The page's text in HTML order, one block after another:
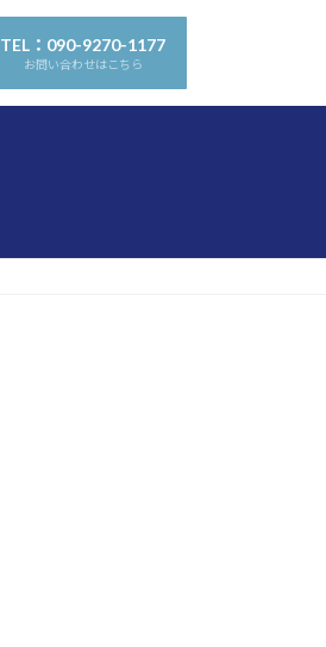
TEL：090-9270-1177
お問い合わせはこちら